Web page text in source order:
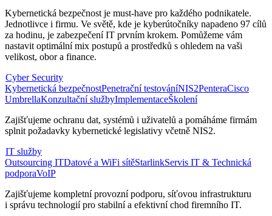
Kybernetická bezpečnost je must-have pro každého podnikatele.
Jednotlivce i firmu. Ve světě, kde je kyberútočníky napadeno 97 cílů
za hodinu, je zabezpečení IT prvním krokem. Pomůžeme vám
nastavit optimální mix postupů a prostředků s ohledem na vaši
velikost, obor a finance.
Cyber Security
Kybernetická bezpečnostPenetrační testováníNIS2PenteraCisco
UmbrellaKonzultační službyImplementaceŠkolení
Zajišťujeme ochranu dat, systémů i uživatelů a pomáháme firmám
splnit požadavky kybernetické legislativy včetně NIS2.
IT služby
Outsourcing ITDatové a WiFi sítěStarlinkServis IT & Technická
podporaVoIP
Zajišťujeme kompletní provozní podporu, síťovou infrastrukturu
i správu technologií pro stabilní a efektivní chod firemního IT.